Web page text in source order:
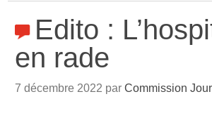
Edito :
en rade
7 décembre 2022 parCommission